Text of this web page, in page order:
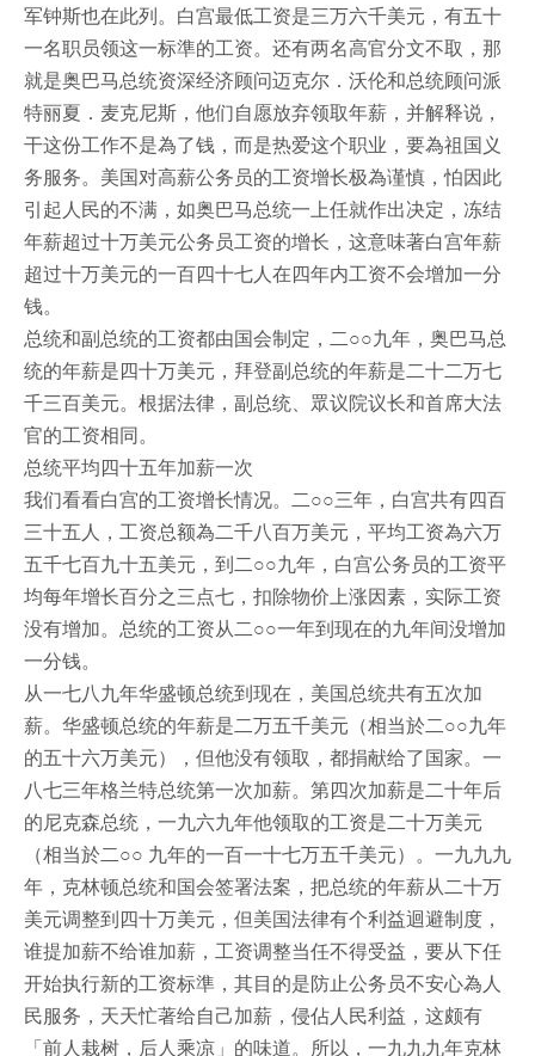
军钟斯也在此列。白宫最低工资是三万六千美元，有五十
一名职员领这一标準的工资。还有两名高官分文不取，那
就是奥巴马总统资深经济顾问迈克尔．沃伦和总统顾问派
特丽夏．麦克尼斯，他们自愿放弃领取年薪，并解释说，
干这份工作不是為了钱，而是热爱这个职业，要為祖国义
务服务。美国对高薪公务员的工资增长极為谨慎，怕因此
引起人民的不满，如奥巴马总统一上任就作出决定，冻结
年薪超过十万美元公务员工资的增长，这意味著白宫年薪
超过十万美元的一百四十七人在四年内工资不会增加一分
钱。
总统和副总统的工资都由国会制定，二○○九年，奥巴马总
统的年薪是四十万美元，拜登副总统的年薪是二十二万七
千三百美元。根据法律，副总统、眾议院议长和首席大法
官的工资相同。
总统平均四十五年加薪一次
我们看看白宫的工资增长情况。二○○三年，白宫共有四百
三十五人，工资总额為二千八百万美元，平均工资為六万
五千七百九十五美元，到二○○九年，白宫公务员的工资平
均每年增长百分之三点七，扣除物价上涨因素，实际工资
没有增加。总统的工资从二○○一年到现在的九年间没增加
一分钱。
从一七八九年华盛顿总统到现在，美国总统共有五次加
薪。华盛顿总统的年薪是二万五千美元（相当於二○○九年
的五十六万美元），但他没有领取，都捐献给了国家。一
八七三年格兰特总统第一次加薪。第四次加薪是二十年后
的尼克森总统，一九六九年他领取的工资是二十万美元
（相当於二○○ 九年的一百一十七万五千美元）。一九九九
年，克林顿总统和国会签署法案，把总统的年薪从二十万
美元调整到四十万美元，但美国法律有个利益迴避制度，
谁提加薪不给谁加薪，工资调整当任不得受益，要从下任
开始执行新的工资标準，其目的是防止公务员不安心為人
民服务，天天忙著给自己加薪，侵佔人民利益，这颇有
「前人栽树，后人乘凉」的味道。所以，一九九九年克林